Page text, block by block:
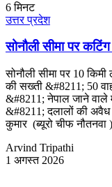
6मिनट
उत्तर प्रदेश
सोनौली सीमा पर
सोनौली सीमा पर 10
की सख्ती &#8211; 50
&#8211; नेपाल जाने वाले
&#8211; दलालों की अवैध
कुमार (ब्यूरो चीफ
Arvind Tripathi
1 अगस्त 2026